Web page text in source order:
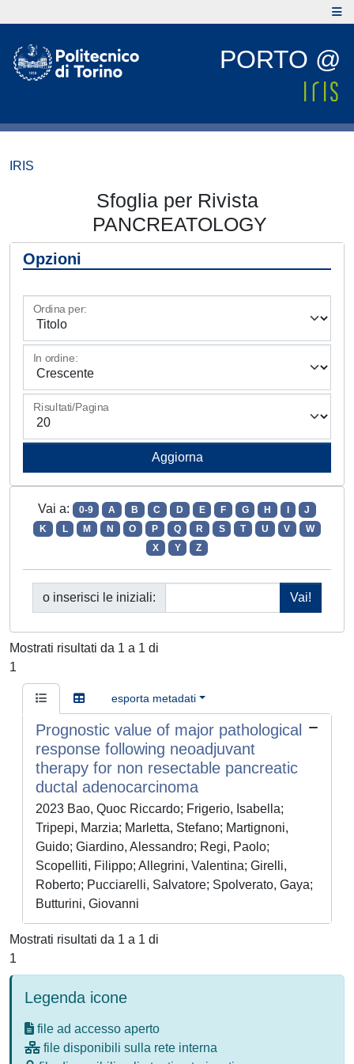
PORTO @
IRIS
Sfoglia per Rivista
PANCREATOLOGY
Opzioni
Ordina per:
In ordine:
Risultati/Pagina
Vai a: 0-9 A B C D E F G H
J
K
L M N O P Q R S T U V
W
X
Y Z
o inserisci le iniziali:
Mostrati risultati da 1 a 1 di
1
esporta metadati
Prognostic value of major pathological
response following neoadjuvant
therapy for non resectable pancreatic
ductal adenocarcinoma
2023 Bao, Quoc Riccardo; Frigerio, Isabella;
Tripepi, Marzia; Marletta, Stefano; Martignoni,
Guido; Giardino, Alessandro; Regi, Paolo;
Scopelliti, Filippo; Allegrini, Valentina; Girelli,
Roberto; Pucciarelli, Salvatore; Spolverato, Gaya;
Butturini, Giovanni
Mostrati risultati da 1 a 1 di
1
Legenda icone
file ad accesso aperto
file disponibili sulla rete interna